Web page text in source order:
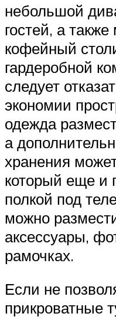
небольшой
гостей, а
кофейный
гардеробной
следует
экономии
одежда
а
хранения
который еще и
полкой под
можно
аксессуары,
рамочках.
Если не
прикроватные